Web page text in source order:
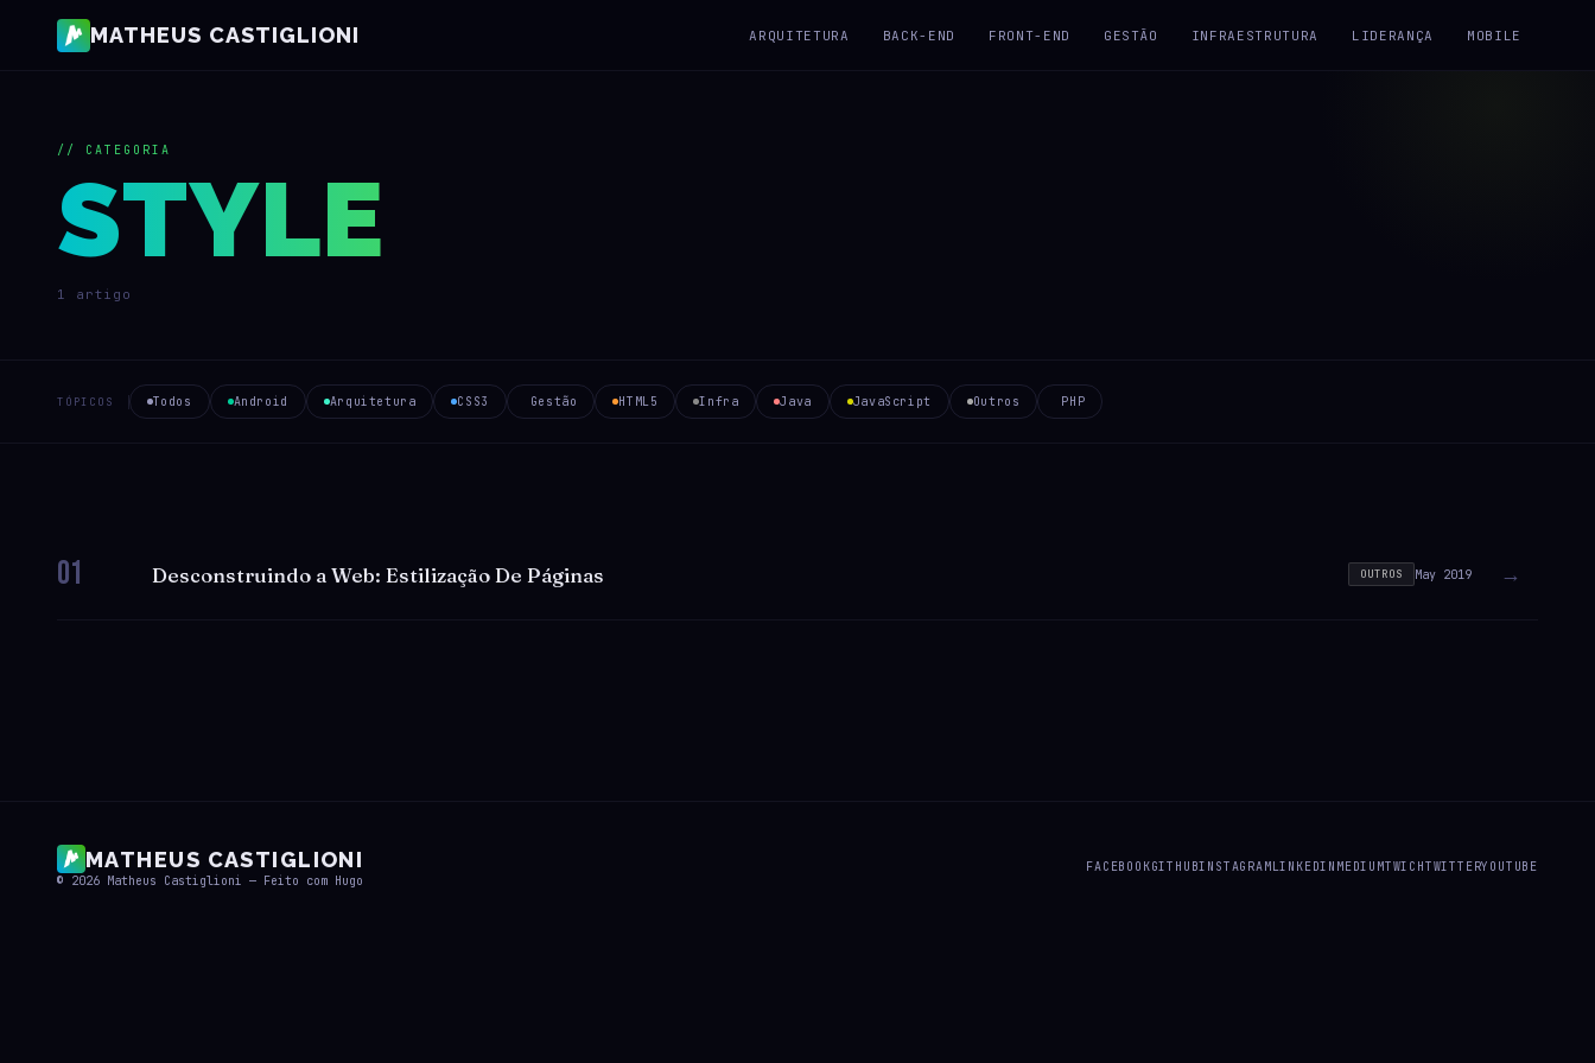
MATHEUS CASTIGLIONI ARQUITETURA BACK-END FRONT-END GESTÃO INFRAESTRUTURA LIDERANÇA MOBILE
// CATEGORIA
STYLE
1 artigo
TÓPICOS Todos Android Arquitetura CSS3 Gestão HTML5 Infra Java JavaScript Outros PHP
01 Desconstruindo a Web: Estilização De Páginas OUTROS May 2019 →
MATHEUS CASTIGLIONI
© 2026 Matheus Castiglioni — Feito com Hugo
FACEBOOKGITHUBINSTAGRAMLINKEDIN MEDIUMTWICHTWITTERYOUTUBE